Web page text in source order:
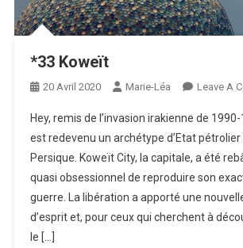
*33 Koweït
20 Avril 2020 Marie-Léa Leave A
Hey, remis de l’invasion irakienne de
est redevenu un archétype d’Etat
Persique. Koweït City, la capitale, a été
quasi obsessionnel de reproduire son
guerre. La libération a apporté une
d’esprit et, pour ceux qui cherchent à
le […]